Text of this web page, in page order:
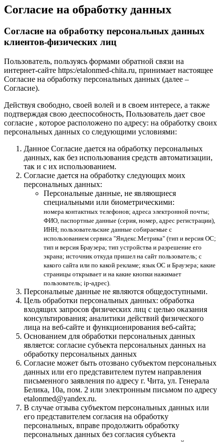
Согласие на обработку данных
Согласие на обработку персональных данных
клиентов-физических лиц
Пользователь, пользуясь формами обратной связи на
интернет-сайте https:/etalonmed-chita.ru, принимает настоящее
Согласие на обработку персональных данных (далее –
Согласие).
Действуя свободно, своей волей и в своем интересе, а также
подтверждая свою дееспособность, Пользователь дает свое
согласие , которое расположено по адресу: на обработку своих
персональных данных со следующими условиями:
Данное Согласие дается на обработку персональных
данных, как без использования средств автоматизации,
так и с их использованием.
Согласие дается на обработку следующих моих
персональных данных:
Персональные данные, не являющиеся
специальными или биометрическими:
номера контактных телефонов; адреса электронной почты;
ФИО, паспортные данные (серия, номер, адрес регистрации),
ИНН; пользовательские данные собираемые с
использованием сервиса "Яндекс.Метрика" (тип и версия ОС;
тип и версия Браузера; тип устройства и разрешение его
экрана; источник откуда пришел на сайт пользователь; с
какого сайта или по какой рекламе; язык ОС и Браузера; какие
страницы открывает и на какие кнопки нажимает
пользователь; ip-адрес).
Персональные данные не являются общедоступными.
Цель обработки персональных данных: обработка
входящих запросов физических лиц с целью оказания
консультирования; аналитики действий физического
лица на веб-сайте и функционирования веб-сайта;
Основанием для обработки персональных данных
является: согласие субъекта персональных данных на
обработку персональных данных
Согласие может быть отозвано субъектом персональных
данных или его представителем путем направления
письменного заявления по адресу г. Чита, ул. Генерала
Белика, 10а, пом. 2 или электронным письмом по адресу
etalonmed@yandex.ru.
В случае отзыва субъектом персональных данных или
его представителем согласия на обработку
персональных, вправе продолжить обработку
персональных данных без согласия субъекта